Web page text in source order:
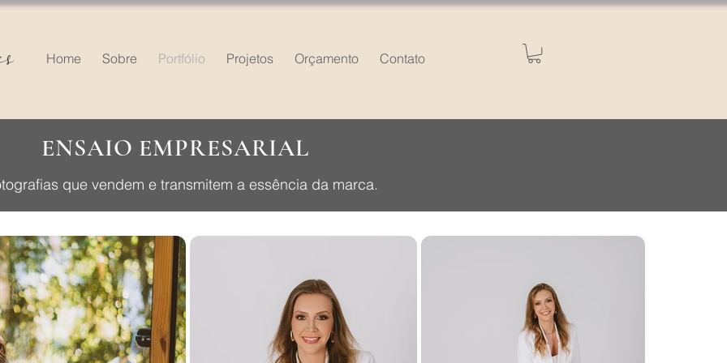
Home Sobre Portfólio Projetos Orçamento Contato
ENSAIO EMPRESARIAL
que vendem e transmitem a essência da marca.